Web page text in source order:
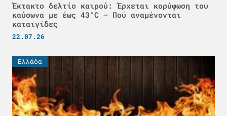
Έκτακτο δελτίο καιρού: Έρχεται κορύφωση του
καύσωνα με έως 43°C – Πού αναμένονται
καταιγίδες
22.07.26
Ελλάδα